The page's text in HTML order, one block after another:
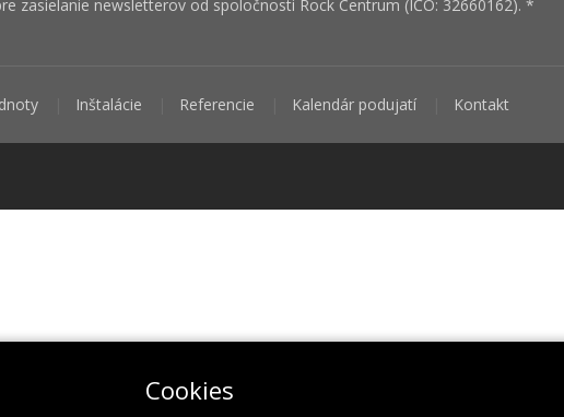
zasielanie newsletterov od spoločnosti Rock Centrum (IČO: 32660162). *
Inštalácie Referencie Kalendár podujatí Kontakt
Cookies